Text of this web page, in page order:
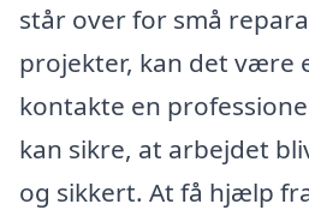
står over for små
projekter, kan det være
kontakte en
kan sikre, at arbejdet
og sikkert. At få hjælp